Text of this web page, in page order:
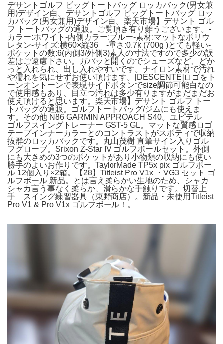
デサントゴルフ ビッグトートバッグ ロッカバック(男女兼
用)デザイン白。デサントゴルフ ビッグトートバッグ ロッ
カバック(男女兼用)デザイン白。楽天市場】デサント ゴル
フ トートバッグの通販。ご覧頂き有り難うございます。-
カラー:ホワイト-内側カラー:ブルー-素材:マットなポリウ
レタン-サイズ:横60×縦36 -重さ:0.7k (700g )とても軽い-
ポケットの数:6(内側3/外側3)素人の寸法ですので多少の誤
差はご遠慮下さい。ガバッと開くのでシューズなど、どか
っと入れられ、出し入れやすいです。ナイロン素材で汚れ
や濡れを気にせずお使い頂けます。[DESCENTE]ロゴをト
ーンオントーンで表現サイドボタンでsize調節可能白なの
で使用感もあり、目立つ汚れは多少有りますがまだまだお
使え頂けると思います。楽天市場】デサント ゴルフ トー
トバッグの通販。ゴルフトートバッグ/ジムにも使えま
す。その他 N86 GARMIN APPROACH S40。ユピテル
ゴルフスイングトレーナー GST-5 GL。マットな質感ロゴ
テープインナーカラーとのコントラストがスポティで収納
抜群のロッカバックです。丸山茂樹 直筆サイン入りゴル
フグローブ。Srixon Z-Star IV ゴルフボールセット。外側
にも大きめの3つのポケットがあり小物類の収納にも使い
勝手のよいお作りです。TaylorMade TP5x pix ゴルフボー
ル 12個入り×2箱。【28】Titleist Pro V1x ・VG3 セット ゴ
ルフボール 新品。とは言え柔らかい生地のため、シャカ
シャカ言う事なく柔らか、滑らかな手触りです。切替上
手 スイング練習器具（東野商店）。新品・未使用Titleist
Pro V1 & Pro V1x ゴルフボール！。